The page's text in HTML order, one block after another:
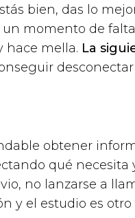
bien, das lo
momento de
hace mella. La
obtener
qué necesita
no lanzarse a
y el estudio es